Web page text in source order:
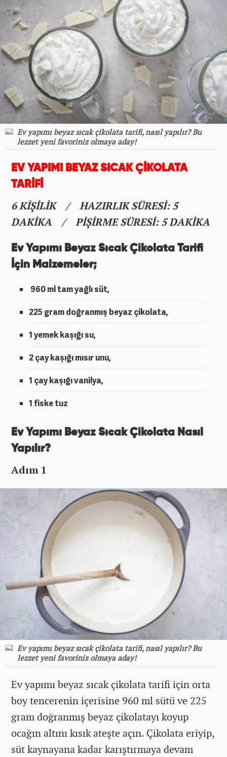
Ev yapımı beyaz sıcak çikolata tarifi, nasıl yapılır? Bu
lezzet yeni favoriniz olmaya aday!
EV YAPIMI BEYAZ SICAK ÇİKOLATA
TARİFİ
6 KİŞİLİK / HAZIRLIK SÜRESİ: 5
DAKİKA / PİŞİRME SÜRESİ: 5 DAKİKA
Ev Yapımı Beyaz Sıcak Çikolata Tarifi
İçin Malzemeler;
960 ml tam yağlı süt,
225 gram doğranmış beyaz çikolata,
1 yemek kaşığı su,
2 çay kaşığı mısır unu,
1 çay kaşığı vanilya,
1 fiske tuz
Ev Yapımı Beyaz Sıcak Çikolata Nasıl
Yapılır?
Adım 1
Ev yapımı beyaz sıcak çikolata tarifi, nasıl yapılır? Bu
lezzet yeni favoriniz olmaya aday!
Ev yapımı beyaz sıcak çikolata tarifi için orta
boy tencerenin içerisine 960 ml sütü ve 225
gram doğranmış beyaz çikolatayı koyup
ocağın altını kısık ateşte açın. Çikolata eriyip,
süt kaynayana kadar karıştırmaya devam